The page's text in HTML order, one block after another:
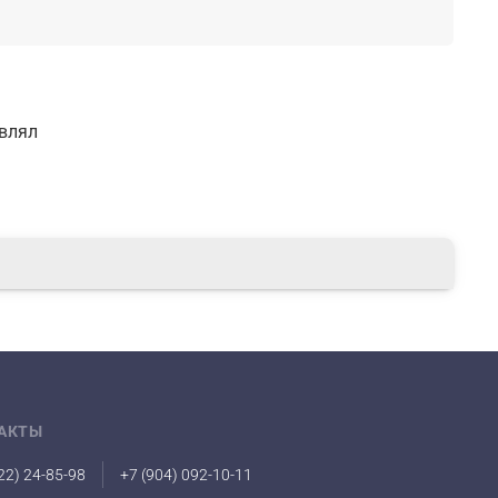
24-85-98 +7 (904) 092-10-11